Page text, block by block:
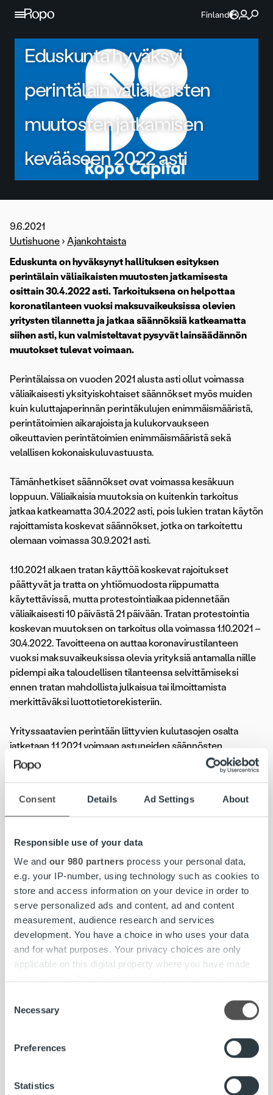
Consent Details Ad Settings About
Responsible use of your data
We and our 980 partners process your personal data,
e.g. your IP-number, using technology such as cookies to
store and access information on your device in order to
serve personalized ads and content, ad and content
measurement, audience research and services
development. You have a choice in who uses your data
and for what purposes. Your privacy choices are only
applicable on this digital property where you have made
the Privacy trigger icon.
Find out more about how your personal data is processed
and set your preferences in the
We use cookies to personalise content and ads, to
Selection
Necessary
Preferences
Statistics
Jatka sisältöön
Finland
Eduskunta hyväksyi
perintälain väliaikaisten
muutosten jatkamisen
kevääseen 2022 asti
9.6.2021
Uutishuone › Ajankohtaista
Eduskunta on hyväksynyt hallituksen esityksen
perintälain väliaikaisten muutosten jatkamisesta
osittain 30.4.2022 asti. Tarkoituksena on helpottaa
koronatilanteen vuoksi maksuvaikeuksissa olevien
yritysten tilannetta ja jatkaa säännöksiä katkeamatta
siihen asti, kun valmisteltavat pysyvät lainsäädännön
muutokset tulevat voimaan.
Perintälaissa on vuoden 2021 alusta asti ollut voimassa
väliaikaisesti yksityiskohtaiset säännökset myös muiden
kuin kuluttajaperinnän perintäkulujen enimmäismääristä,
perintätoimien aikarajoista ja kulukorvaukseen
oikeuttavien perintätoimien enimmäismääristä sekä
velallisen kokonaiskuluvastuusta.
Tämänhetkiset säännökset ovat voimassa kesäkuun
loppuun. Väliaikaisia muutoksia on kuitenkin tarkoitus
jatkaa katkeamatta 30.4.2022 asti, pois lukien tratan käytön
rajoittamista koskevat säännökset, jotka on tarkoitettu
olemaan voimassa 30.9.2021 asti.
1.10.2021 alkaen tratan käyttöä koskevat rajoitukset
päättyvät ja tratta on yhtiömuodosta riippumatta
käytettävissä, mutta protestointiaikaa pidennetään
väliaikaisesti 10 päivästä 21 päivään. Tratan protestointia
koskevan muutoksen on tarkoitus olla voimassa 1.10.2021 –
30.4.2022. Tavoitteena on auttaa koronavirustilanteen
vuoksi maksuvaikeuksissa olevia yrityksiä antamalla niille
pidempi aika taloudellisen tilanteensa selvittämiseksi
ennen tratan mahdollista julkaisua tai ilmoittamista
merkittäväksi luottotietorekisteriin.
Yrityssaatavien perintään liittyvien kulutasojen osalta
jatketaan 1.1.2021 voimaan astuneiden säännösten
mukaisesti, paitsi kokonaiskuluvastuu nousee yli 500
euron yrityssaatavissa 410 eurosta 480 euroon 1.7.2021
Väliaikaisen lain säännöksiä sovelletaan sen
Oikeusministeriön asettama työryhmä valmistelee
parhaillaan ehdotusta pysyvistä perintälain muutoksista,
jotka on tarkoitus ottaa käyttöön heti väliaikaisen lain
voimassaolon päättymisen jälkeen. Lainsäädännön
muutosehdotuksen on määrä valmistua elokuussa.
Lainsäädännön muutokset ja viranomaisohjeet otetaan
aina huomioon palveluprosessissamme. Me
huolehdimme, että yrityksesi muistutus- ja
perintäprosessi hoidetaan systemaattisesti, lain
#ropojengi